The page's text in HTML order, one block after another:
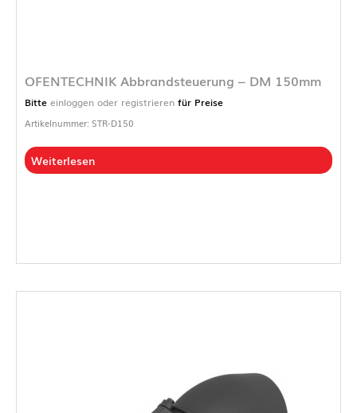
OFENTECHNIK Abbrandsteuerung – DM 150mm
Bitte einloggen oder registrieren für Preise
Artikelnummer: STR-D150
Weiterlesen